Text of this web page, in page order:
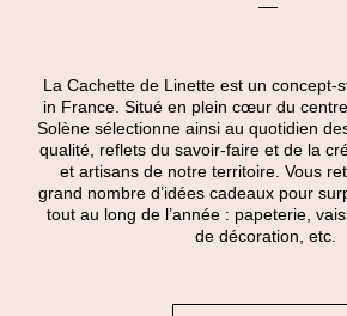
La Cachette de Linette est un concept-
in France. Situé en plein cœur du
Solène sélectionne ainsi au quotidien
qualité, reflets du savoir-faire et de la
et artisans de notre territoire. Vous
grand nombre d’idées cadeaux pour
tout au long de l’année : papeterie,
de décoration, etc.